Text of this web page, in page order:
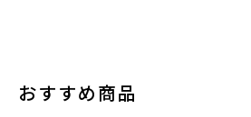
おすすめ商品